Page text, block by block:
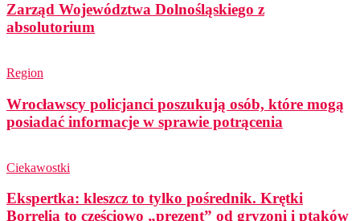
Zarząd Województwa Dolnośląskiego z
absolutorium
Region
Wrocławscy policjanci poszukują osób, które mogą
posiadać informacje w sprawie potrącenia
Ciekawostki
Ekspertka: kleszcz to tylko pośrednik. Krętki
Borrelia to częściowo „prezent” od gryzoni i ptaków